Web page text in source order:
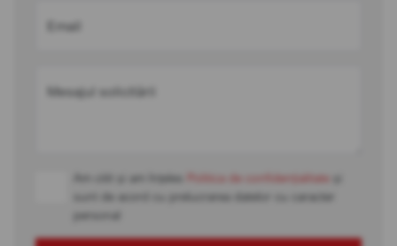
Email
Mesajul solicitării
Am citit și am înțeles Politica de confidențialitate
sunt de acord cu prelucrarea datelor cu caracter
personal